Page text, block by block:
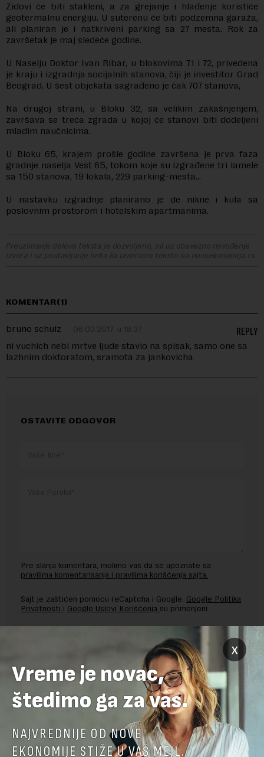
Zidovi će biti stakleni, a za grejanje i hlađenje koristiće
geotermalnu energiju. U suterenu će biti podzemna garaža,
ali planiran je i natkriveni parking sa 27 mesta. Rok za
završetak je maj sledeće godine.
U Naselju Doktor Ivan Ribar, u blokovima 71 i 72, privedena
je kraju i izgradnja socijalnih stanova, čiji je investitor Grad
Beograd. U šest objekata sagrađeno je čak 707 stanova,
Na drugoj strani, u Bloku 32, sa velikim zakašnjenjem,
završava se treća zgrada u kojoj će stanovi biti dodeljeni
mladim naučnicima.
U Bloku 65, krajem prošle godine završena je prva faza
gradnje naselja Vest 65, tokom koje su izgrađene tri lamele
sa 150 stanova, 19 lokala, 229 parking-mesta…
U nastavku izgradnje planirano je de nikne i kula sa
poslovnim prostorom i hotelskim apartmanima.
Preuzimanje delova teksta je dozvoljeno, ali uz obavezno navođenje
izvora i uz postavljanje linka ka izvornom tekstu na novaekonomija.rs
KOMENTAR(1)
bruno schulz 06.03.2017. u 18:37
ni vuchich nebi mrtve ljude stavio na spisak, samo one sa
lazhnim doktoratom, sramota za jankovicha
REPLY
OSTAVITE ODGOVOR
Pre slanja komentara, molimo vas da se upoznate sa
pravilima komentarisanja i pravilima korišćenja sajta.
Sajt je zaštićen pomocu reCaptcha i Google. Google Politika
Privatnosti i Google Uslovi Korišćenja su primenjeni.
x
Vreme je novac,
štedimo ga za vas.
NAJVREDNIJE OD NOVE
EKONOMIJE STIŽE U VAŠ MEJL.